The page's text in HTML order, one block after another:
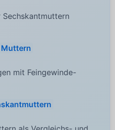
Muttern
mit Feingewinde-